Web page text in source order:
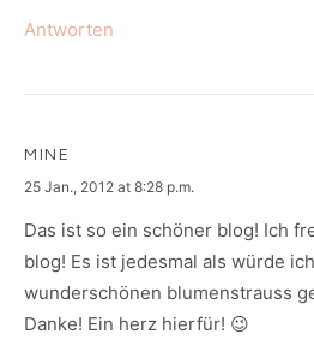
Antworten
MINE
says:
25 Jan., 2012 at 8:28 p.m.
Das ist so ein schöner blog! Ich
blog! Es ist jedesmal als würde
wunderschönen blumenstrauss
Danke! Ein herz hierfür! 😉